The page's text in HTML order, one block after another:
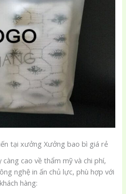
tại xưởng Xưởng bao bì giá rẻ
cao về thẩm mỹ và chi phí,
nghệ in ấn chủ lực, phù hợp với
hàng: